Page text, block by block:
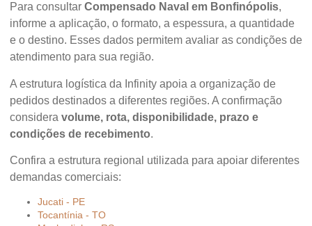
Para consultar Compensado Naval em Bonfinópolis,
informe a aplicação, o formato, a espessura, a quantidade
e o destino. Esses dados permitem avaliar as condições de
atendimento para sua região.
A estrutura logística da Infinity apoia a organização de
pedidos destinados a diferentes regiões. A confirmação
considera volume, rota, disponibilidade, prazo e
condições de recebimento.
Confira a estrutura regional utilizada para apoiar diferentes
demandas comerciais:
Jucati - PE
Tocantínia - TO